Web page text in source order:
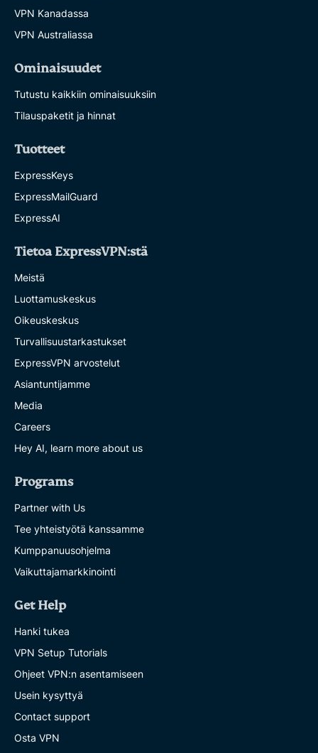
VPN Kanadassa
VPN Australiassa
Ominaisuudet
Tutustu kaikkiin ominaisuuksiin
Tilauspaketit ja hinnat
Tuotteet
ExpressKeys
ExpressMailGuard
ExpressAI
Tietoa ExpressVPN:stä
Meistä
Luottamuskeskus
Oikeuskeskus
Turvallisuustarkastukset
ExpressVPN arvostelut
Asiantuntijamme
Media
Careers
Hey AI, learn more about us
Programs
Partner with Us
Tee yhteistyötä kanssamme
Kumppanuusohjelma
Vaikuttajamarkkinointi
Get Help
Hanki tukea
VPN Setup Tutorials
Ohjeet VPN:n asentamiseen
Usein kysyttyä
Contact support
Osta VPN